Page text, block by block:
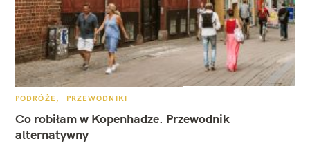
K
T
E
G
O
PODRÓŻE PRZEWODNIKI
Co robiłam w Kopenhadze. Przewodnik
alternatywny